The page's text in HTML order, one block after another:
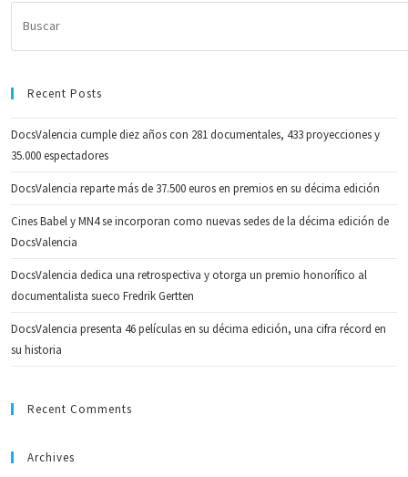
Recent Posts
DocsValencia cumple diez años con 281 documentales, 433 proyecciones y
35.000 espectadores
DocsValencia reparte más de 37.500 euros en premios en su décima edición
Cines Babel y MN4 se incorporan como nuevas sedes de la décima edición de
DocsValencia
DocsValencia dedica una retrospectiva y otorga un premio honorífico al
documentalista sueco Fredrik Gertten
DocsValencia presenta 46 películas en su décima edición, una cifra récord en
su historia
Recent Comments
Archives